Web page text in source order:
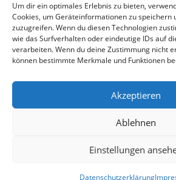
Um dir ein optimales Erlebnis zu bieten,
Cookies, um Geräteinformationen zu speichern
zuzugreifen. Wenn du diesen Technologien
wie das Surfverhalten oder eindeutige IDs auf
verarbeiten. Wenn du deine Zustimmung nicht
können bestimmte Merkmale und Funktionen
Akzeptieren
Ablehnen
Einstellungen
Datenschutzerklärung
Datenschutzerklärung
Informationen zur Datenerhebung
Fachbereiche: